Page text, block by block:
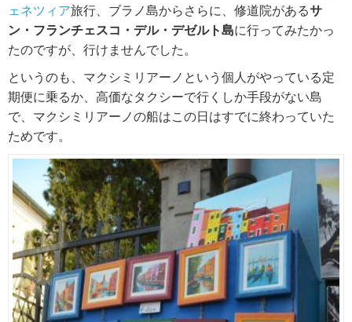
ェネツィア旅行、ブラノ島からさらに、修道院があるサ
ン・フランチェスコ・デル・デゼルト島に行ってみたかっ
たのですが、行けませんでした。
というのも、マクシミリアーノという個人がやっている定
期便に乗るか、高価なタクシーで行くしか手段がない島
で、マクシミリアーノの船はこの日はすでに終わっていた
ためです。